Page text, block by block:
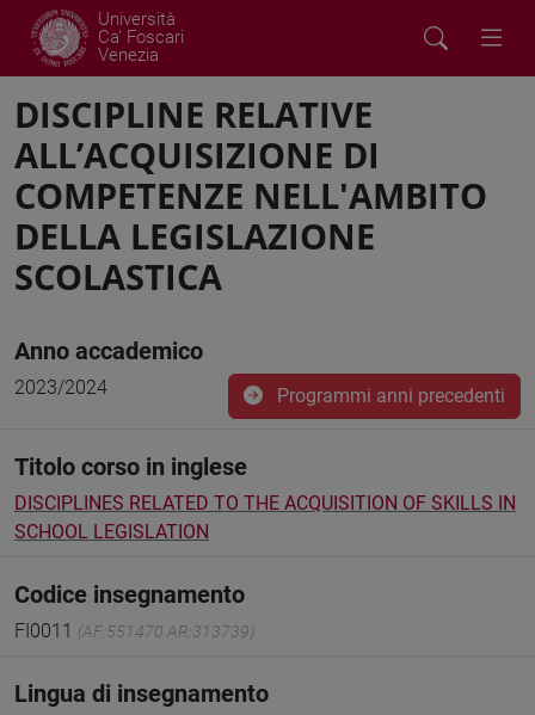
Università
Ca' Foscari
Venezia
DISCIPLINE RELATIVE
ALL’ACQUISIZIONE DI
COMPETENZE NELL'AMBITO
DELLA LEGISLAZIONE
SCOLASTICA
Anno accademico
2023/2024 Programmi anni precedenti
Titolo corso in inglese
DISCIPLINES RELATED TO THE ACQUISITION OF SKILLS IN
SCHOOL LEGISLATION
Codice insegnamento
FI0011 (AF:551470 AR:313739)
Lingua di insegnamento